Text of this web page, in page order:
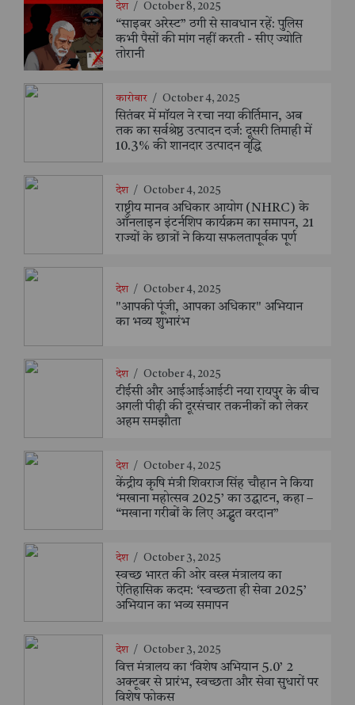
देश / October 8, 2025
“साइबर अरेस्ट” ठगी से सावधान रहें: पुलिस
कभी पैसों की मांग नहीं करती - सीए ज्योति
तोरानी
कारोबार / October 4, 2025
सितंबर में मॉयल ने रचा नया कीर्तिमान, अब
तक का सर्वश्रेष्ठ उत्पादन दर्ज: दूसरी तिमाही में
10.3% की शानदार उत्पादन वृद्धि
देश / October 4, 2025
राष्ट्रीय मानव अधिकार आयोग (NHRC) के
ऑनलाइन इंटर्नशिप कार्यक्रम का समापन, 21
राज्यों के छात्रों ने किया सफलतापूर्वक पूर्ण
देश / October 4, 2025
"आपकी पूंजी, आपका अधिकार" अभियान
का भव्य शुभारंभ
देश / October 4, 2025
टीईसी और आईआईआईटी नया रायपुर के बीच
अगली पीढ़ी की दूरसंचार तकनीकों को लेकर
अहम समझौता
देश / October 4, 2025
केंद्रीय कृषि मंत्री शिवराज सिंह चौहान ने किया
‘मखाना महोत्सव 2025’ का उद्घाटन, कहा –
“मखाना गरीबों के लिए अद्भुत वरदान”
देश / October 3, 2025
स्वच्छ भारत की ओर वस्त्र मंत्रालय का
ऐतिहासिक कदम: ‘स्वच्छता ही सेवा 2025’
अभियान का भव्य समापन
देश / October 3, 2025
वित्त मंत्रालय का ‘विशेष अभियान 5.0’ 2
अक्टूबर से प्रारंभ, स्वच्छता और सेवा सुधारों पर
विशेष फोकस